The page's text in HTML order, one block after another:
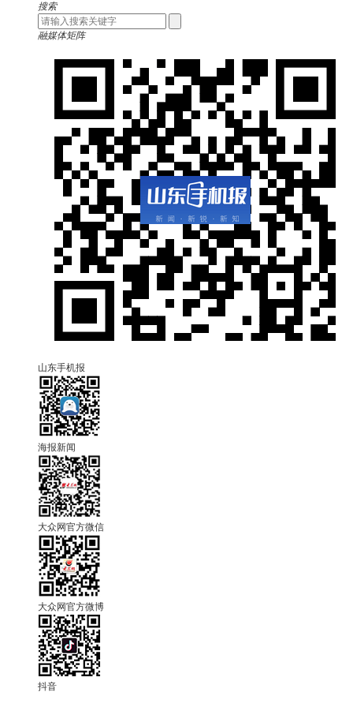
搜索
融媒体矩阵
山东手机报
海报新闻
大众网官方微信
大众网官方微博
抖音